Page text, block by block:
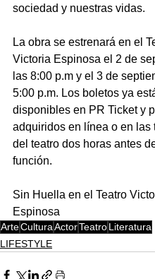
sociedad y nuestras vidas.
La obra se estrenará en el
Victoria Espinosa el 2 de
las 8:00 p.m y el 3 de
5:00 p.m. Los boletos ya
disponibles en PR Ticket y
adquiridos en línea o en las
del teatro dos horas antes
función.
Sin Huella en el Teatro
Espinosa
ArteCulturaActorTeatroLiteratura
LIFESTYLE